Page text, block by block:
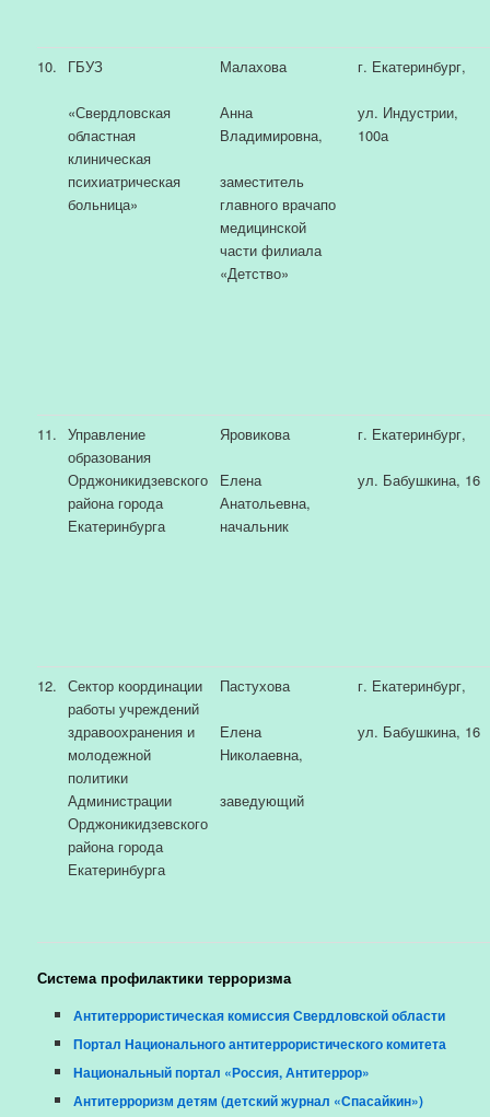
10. ГБУЗ
«Свердловская
областная
клиническая
психиатрическая
больница»
Малахова
Анна
Владимировна,
заместитель
главного врачапо
медицинской
части филиала
«Детство»
г. Екатеринбург,
ул. Индустрии,
100а
11. Управление
образования
Орджоникидзевского
района города
Екатеринбурга
Яровикова
Елена
Анатольевна,
начальник
г. Екатеринбург,
ул. Бабушкина, 16
12. Сектор координации
работы учреждений
здравоохранения и
молодежной
политики
Администрации
Орджоникидзевского
района города
Екатеринбурга
Пастухова
Елена
Николаевна,
заведующий
г. Екатеринбург,
ул. Бабушкина, 16
Система профилактики терроризма
Антитеррористическая комиссия Свердловской области
Портал Национального антитеррористического комитета
Национальный портал «Россия, Антитеррор»
Антитерроризм детям (детский журнал «Спасайкин»)